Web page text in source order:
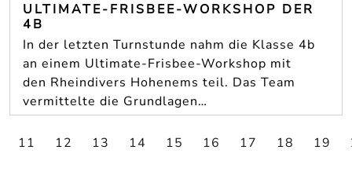
ULTIMATE-FRISBEE-WORKSHOP DER
4B
In der letzten Turnstunde nahm die Klasse 4b
an einem Ultimate-Frisbee-Workshop mit
den Rheindivers Hohenems teil. Das Team
vermittelte die Grundlagen…
11 12 13 14 15 16 17 18 19